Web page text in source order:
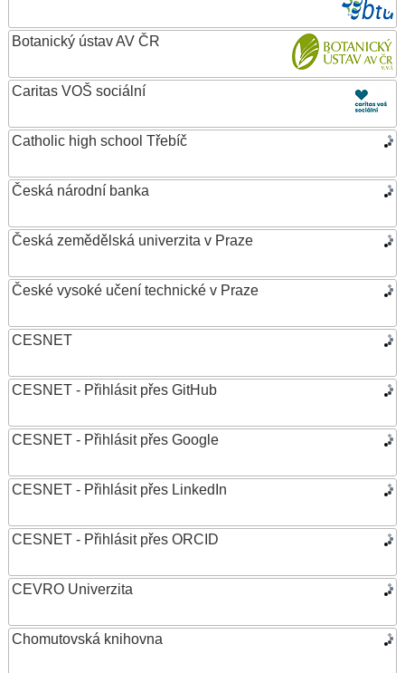
Botanický ústav AV ČR
Caritas VOŠ sociální
Catholic high school Třebíč
Česká národní banka
Česká zemědělská univerzita v Praze
České vysoké učení technické v Praze
CESNET
CESNET - Přihlásit přes GitHub
CESNET - Přihlásit přes Google
CESNET - Přihlásit přes LinkedIn
CESNET - Přihlásit přes ORCID
CEVRO Univerzita
Chomutovská knihovna